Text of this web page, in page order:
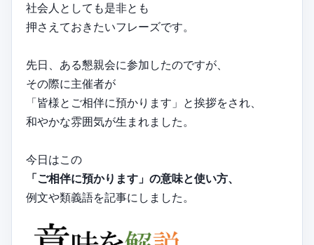
社会人としても是非とも
押さえておきたいフレーズです。
先日、ある懇親会に参加したのですが、
その際に主催者が
「皆様とご相伴に預かります」と挨拶をされ、
和やかな雰囲気が生まれました。
今日はこの
「ご相伴に預かります」の意味と使い方、
例文や類義語を記事にしました。